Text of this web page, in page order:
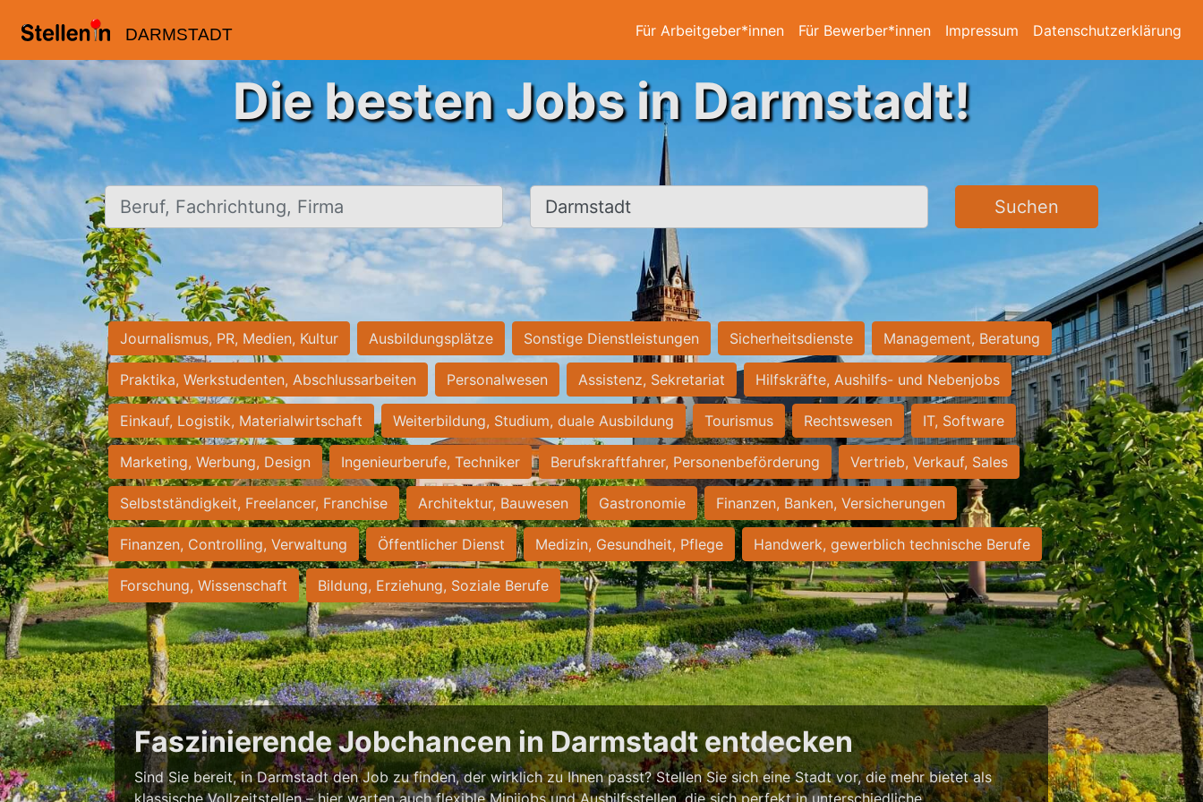
DARMSTADT Für Arbeitgeber*innen Für Bewerber*innen Impressum Datenschutzerklärung
Die besten Jobs in Darmstadt!
Beruf, Fachrichtung, Firma Ort, Stadt Suchen
Journalismus, PR, Medien, Kultur Ausbildungsplätze Sonstige Dienstleistungen Sicherheitsdienste Management, Beratung
Praktika, Werkstudenten, Abschlussarbeiten Personalwesen Assistenz, Sekretariat Hilfskräfte, Aushilfs- und Nebenjobs
Einkauf, Logistik, Materialwirtschaft Weiterbildung, Studium, duale Ausbildung Tourismus Rechtswesen IT, Software
Marketing, Werbung, Design Ingenieurberufe, Techniker Berufskraftfahrer, Personenbeförderung Vertrieb, Verkauf, Sales
Selbstständigkeit, Freelancer, Franchise Architektur, Bauwesen Gastronomie Finanzen, Banken, Versicherungen
Finanzen, Controlling, Verwaltung Öffentlicher Dienst Medizin, Gesundheit, Pflege Handwerk, gewerblich technische Berufe
Forschung, Wissenschaft Bildung, Erziehung, Soziale Berufe
Faszinierende Jobchancen in Darmstadt entdecken
Sind Sie bereit, in Darmstadt den Job zu finden, der wirklich zu Ihnen passt? Stellen Sie sich eine Stadt vor, die mehr bietet als